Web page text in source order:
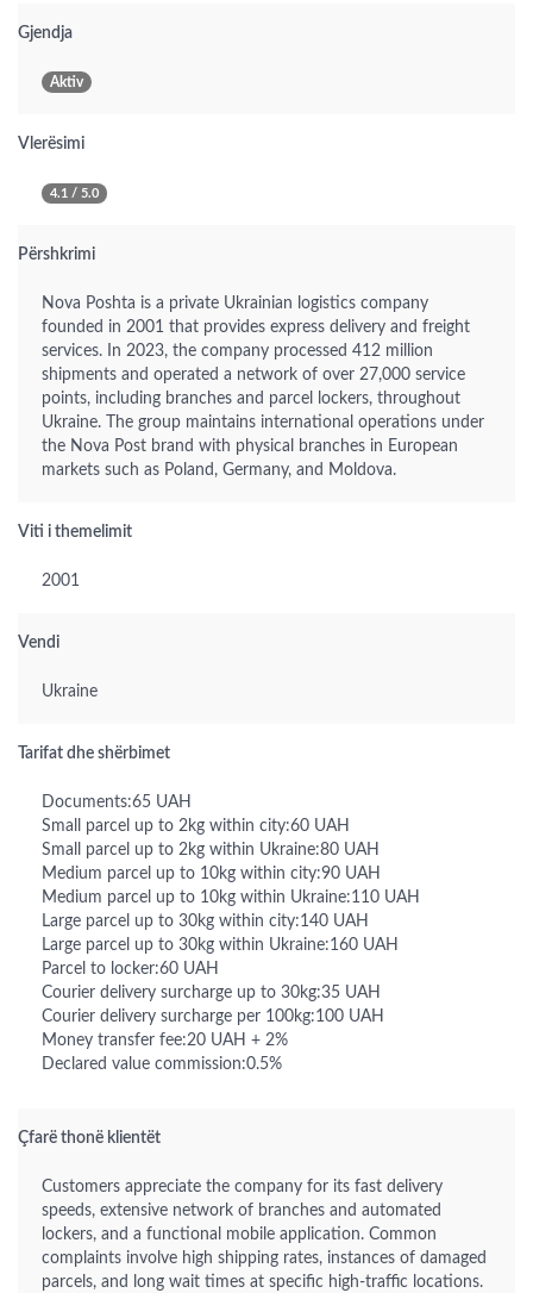
Gjendja
Aktiv
Vlerësimi
4.1 / 5.0
Përshkrimi
Nova Poshta is a private Ukrainian logistics company
founded in 2001 that provides express delivery and freight
services. In 2023, the company processed 412 million
shipments and operated a network of over 27,000 service
points, including branches and parcel lockers, throughout
Ukraine. The group maintains international operations under
the Nova Post brand with physical branches in European
markets such as Poland, Germany, and Moldova.
Viti i themelimit
2001
Vendi
Ukraine
Tarifat dhe shërbimet
Documents:65 UAH
Small parcel up to 2kg within city:60 UAH
Small parcel up to 2kg within Ukraine:80 UAH
Medium parcel up to 10kg within city:90 UAH
Medium parcel up to 10kg within Ukraine:110 UAH
Large parcel up to 30kg within city:140 UAH
Large parcel up to 30kg within Ukraine:160 UAH
Parcel to locker:60 UAH
Courier delivery surcharge up to 30kg:35 UAH
Courier delivery surcharge per 100kg:100 UAH
Money transfer fee:20 UAH + 2%
Declared value commission:0.5%
Çfarë thonë klientët
Customers appreciate the company for its fast delivery
speeds, extensive network of branches and automated
lockers, and a functional mobile application. Common
complaints involve high shipping rates, instances of damaged
parcels, and long wait times at specific high-traffic locations.